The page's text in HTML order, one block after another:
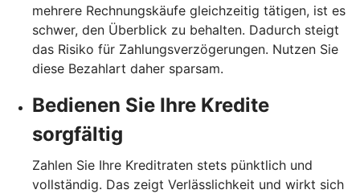
mehrere Rechnungskäufe gleichzeitig tätigen, ist es
schwer, den Überblick zu behalten. Dadurch steigt
das Risiko für Zahlungsverzögerungen. Nutzen Sie
diese Bezahlart daher sparsam.
Bedienen Sie Ihre Kredite
sorgfältig
Zahlen Sie Ihre Kreditraten stets pünktlich und
vollständig. Das zeigt Verlässlichkeit und wirkt sich